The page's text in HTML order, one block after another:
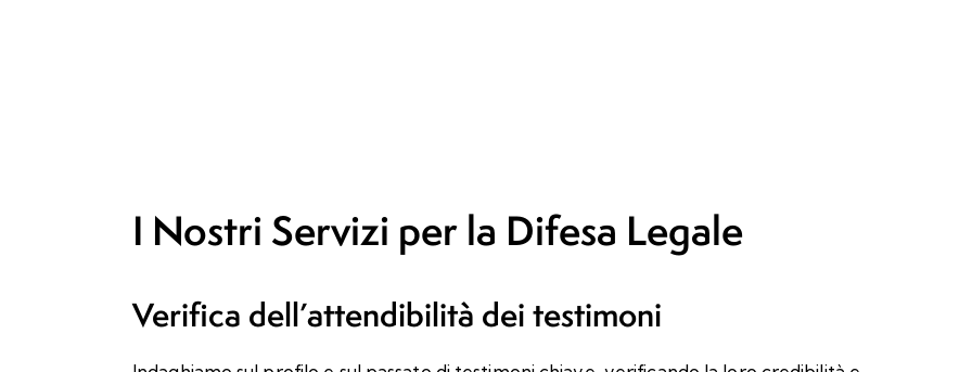
I Nostri Servizi per la Difesa Legale
Verifica dell’attendibilità dei testimoni